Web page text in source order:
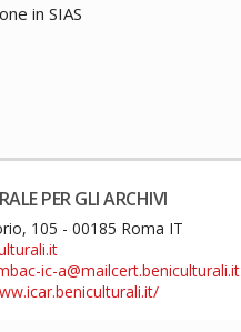
in SIAS
PER GLI ARCHIVI
105 - 00185 Roma IT
ic-a@mailcert.beniculturali.it